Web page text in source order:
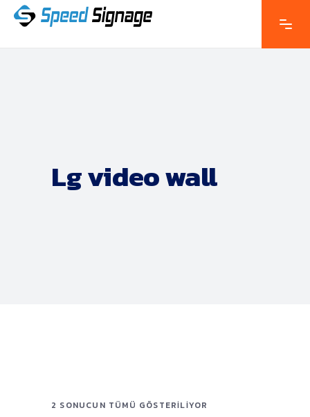
Lg video wall
2 SONUCUN TÜMÜ GÖSTERILIYOR